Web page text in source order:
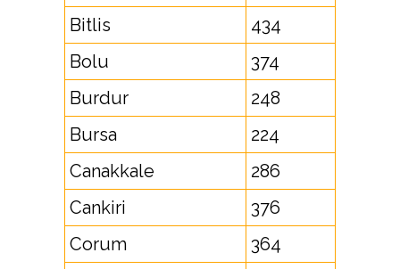
Bitlis
434
Bolu
374
Burdur
248
Bursa
224
Canakkale
286
Cankiri
376
Corum
364